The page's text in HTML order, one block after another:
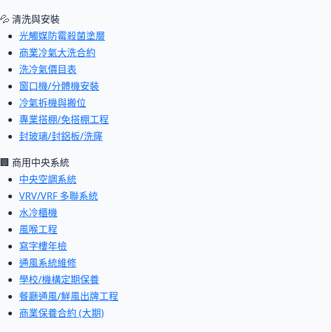
💦 清洗與安裝
光觸媒防霉殺菌塗層
商業冷氣大洗合約
洗冷氣價目表
窗口機/分體機安裝
冷氣拆機與搬位
專業搭棚/免搭棚工程
封玻璃/封鋁板/洗窿
🏢 商用中央系統
中央空調系統
VRV/VRF 多聯系統
水冷櫃機
風喉工程
寫字樓年檢
通風系統維修
學校/機構定期保養
餐廳通風/鮮風出牌工程
商業保養合約 (大期)